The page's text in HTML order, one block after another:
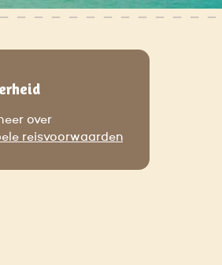
over
reisvoorwaarden